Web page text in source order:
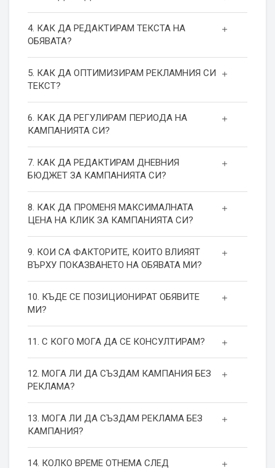
4. КАК ДА РЕДАКТИРАМ ТЕКСТА НА
ОБЯВАТА?
5. КАК ДА ОПТИМИЗИРАМ РЕКЛАМНИЯ СИ
ТЕКСТ?
6. КАК ДА РЕГУЛИРАМ ПЕРИОДА НА
КАМПАНИЯТА СИ?
7. КАК ДА РЕДАКТИРАМ ДНЕВНИЯ
БЮДЖЕТ ЗА КАМПАНИЯТА СИ?
8. КАК ДА ПРОМЕНЯ МАКСИМАЛНАТА
ЦЕНА НА КЛИК ЗА КАМПАНИЯТА СИ?
9. КОИ СА ФАКТОРИТЕ, КОИТО ВЛИЯЯТ
ВЪРХУ ПОКАЗВАНЕТО НА ОБЯВАТА МИ?
10. КЪДЕ СЕ ПОЗИЦИОНИРАТ ОБЯВИТЕ
МИ?
11. С КОГО МОГА ДА СЕ КОНСУЛТИРАМ?
12. МОГА ЛИ ДА СЪЗДАМ КАМПАНИЯ БЕЗ
РЕКЛАМА?
13. МОГА ЛИ ДА СЪЗДАМ РЕКЛАМА БЕЗ
КАМПАНИЯ?
14. КОЛКО ВРЕМЕ ОТНЕМА СЛЕД